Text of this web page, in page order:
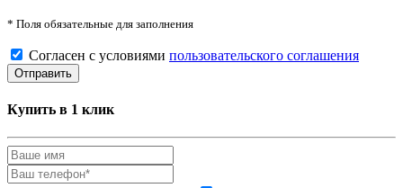
* Поля обязательные для заполнения
Согласен с условиями пользовательского соглашения
Купить в 1 клик